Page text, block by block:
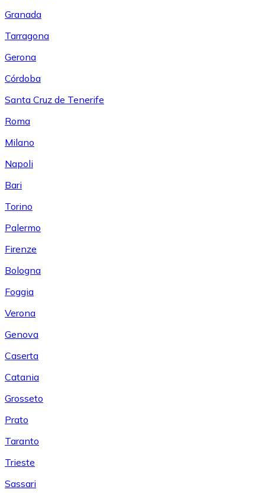
Granada
Tarragona
Gerona
Córdoba
Santa Cruz de Tenerife
Roma
Milano
Napoli
Bari
Torino
Palermo
Firenze
Bologna
Foggia
Verona
Genova
Caserta
Catania
Grosseto
Prato
Taranto
Trieste
Sassari